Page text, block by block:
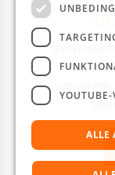
©
YOUTUBE-
ALLE